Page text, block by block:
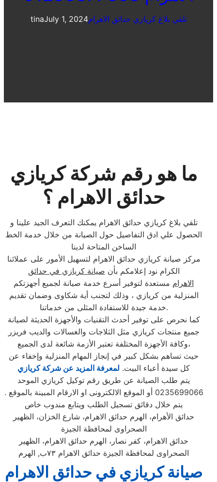
tinaJuly 1, 2024تلقي بلاغ كريازي حدائق الاهرام
ما هو رقم شركة كريازي
حدائق الاهرام ؟
تلقي بلاغ كريازي حدائق الاهرام يمكنك التعرف الجيد علينا و
الحصول علي ادق التفاصيل حول الصيانة من خلال خدمة الخط
الساخن المتاحة لدينا
مركز صيانة كريازي حدائق الاهرام لتسهيل الأمور على عملائنا
الكرام نود إعلامكم بأن صيانة كريازي في حدائق
الاهرام مستعدة لتوفير أسرع خدمة صيانة لجميع أجهزتكم
المنزلية من كريازي ، وذلك لتجنب أية شكاوى وضمان تقديم
خدمة جيدة للاستفادة المثلى من خدماتنا.
كما نحرص على توفير أحدث التقنيات والأجهزة الحديثة لصيانة
جميع منتجات كريازي مثل الثلاجات والغسالات والديب فریزر
وكافة الأجهزة المختلفة تعتبر الأزمة شائعة لدى الجميع،
حيث تساهم بشكل كبير في إنجاز المهام المنزلية وإخفاء عن
كل سيدة أعباء البيت. لمعرفة المزيد عن شركة كريازي
يتم طلب الصيانة عن طريق رقم توكيل كريازي الموحد
0235699066 أو الموقع الالكترونى او الارقام المبينة بالموقع .
يتم خلال دقائق تسجيل الطلب ويتابع مندوب خاص
حدائق الأهرام، الهرم حدائق الاهرام، شارع الخزان، الظهير
الصحراوى لمحافظة الجيزة
حدائق الاهرام، كفر نصار، الهرم حدائق الاهرام، الظهير
الصحراوى لمحافظة الجيزة حدائق الاهرام ٧٣ب, الهرم
صيانة كريازي في حدائق الاهرام